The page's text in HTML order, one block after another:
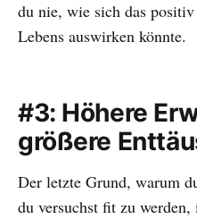
du nie, wie sich das
Lebens auswirken könnte.
#3: Höhere
größere
Der letzte Grund, warum
du versuchst fit zu werden,